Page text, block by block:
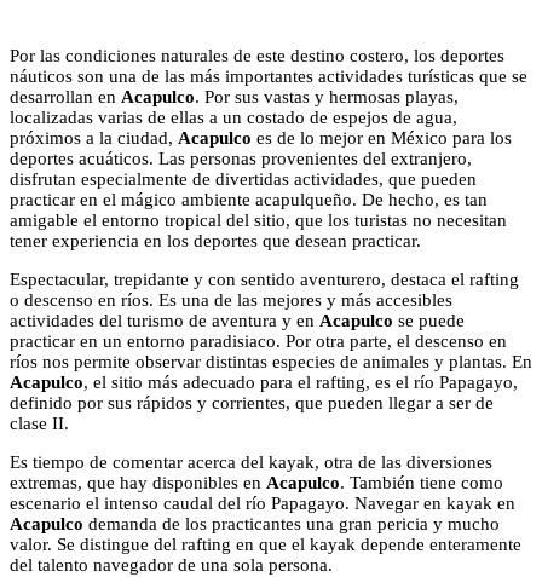
Por las condiciones naturales de este destino costero, los deportes
náuticos son una de las más importantes actividades turísticas que se
desarrollan en Acapulco. Por sus vastas y hermosas playas,
localizadas varias de ellas a un costado de espejos de agua,
próximos a la ciudad, Acapulco es de lo mejor en México para los
deportes acuáticos. Las personas provenientes del extranjero,
disfrutan especialmente de divertidas actividades, que pueden
practicar en el mágico ambiente acapulqueño. De hecho, es tan
amigable el entorno tropical del sitio, que los turistas no necesitan
tener experiencia en los deportes que desean practicar.
Espectacular, trepidante y con sentido aventurero, destaca el rafting
o descenso en ríos. Es una de las mejores y más accesibles
actividades del turismo de aventura y en Acapulco se puede
practicar en un entorno paradisiaco. Por otra parte, el descenso en
ríos nos permite observar distintas especies de animales y plantas. En
Acapulco, el sitio más adecuado para el rafting, es el río Papagayo,
definido por sus rápidos y corrientes, que pueden llegar a ser de
clase II.
Es tiempo de comentar acerca del kayak, otra de las diversiones
extremas, que hay disponibles en Acapulco. También tiene como
escenario el intenso caudal del río Papagayo. Navegar en kayak en
Acapulco demanda de los practicantes una gran pericia y mucho
valor. Se distingue del rafting en que el kayak depende enteramente
del talento navegador de una sola persona.